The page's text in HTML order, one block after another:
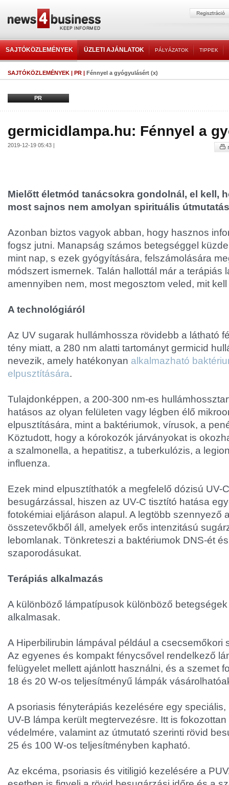
SAJTÓKÖZLEMÉNYEK ÜZLETI AJÁNLATOK PÁLYÁZATOK TIPPEK
SAJTÓKÖZLEMÉNYEK | PR | Fénnyel a gyógyulásért (x)
PR
germicidlampa.hu: Fénnyel a
2019-12-19 05:43 |
Mielőtt életmód tanácsokra gondolnál, el kell,
most sajnos nem amolyan spirituális
Azonban biztos vagyok abban, hogy hasznos
fogsz jutni. Manapság számos betegséggel
mint nap, s ezek gyógyítására, felszámolására
módszert ismernek. Talán hallottál már a terápiás
amennyiben nem, most megosztom veled, mit
A technológiáról
Az UV sugarak hullámhossza rövidebb a látható
tény miatt, a 280 nm alatti tartományt germicid
nevezik, amely hatékonyan alkalmazható
elpusztítására.
Tulajdonképpen, a 200-300 nm-es
hatásos az olyan felületen vagy légben élő
elpusztítására, mint a baktériumok, vírusok, a
Köztudott, hogy a kórokozók járványokat is
a szalmonella, a hepatitisz, a tuberkulózis, a
influenza.
Ezek mind elpusztíthatók a megfelelő dózisú UV-
besugárzással, hiszen az UV-C tisztító hatása
fotokémiai eljáráson alapul. A legtöbb szennyező
összetevőkből áll, amelyek erős intenzitású
lebomlanak. Tönkreteszi a baktériumok DNS-ét
szaporodásukat.
Terápiás alkalmazás
A különböző lámpatípusok különböző
alkalmasak.
A Hiperbilirubin lámpával például a csecsemőkori
Az egyenes és kompakt fénycsővel rendelkező
felügyelet mellett ajánlott használni, és a szemet
18 és 20 W-os teljesítményű lámpák
A psoriasis fényterápiás kezelésére egy
UV-B lámpa került megtervezésre. Itt is
védelmére, valamint az útmutató szerinti rövid
25 és 100 W-os teljesítményben kapható.
Az ekcéma, psoriasis és vitiligió kezelésére a